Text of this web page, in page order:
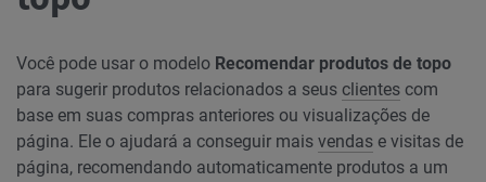
Você pode usar o modelo Recomendar produtos de topo
para sugerir produtos relacionados a seus clientes com
base em suas compras anteriores ou visualizações de
página. Ele o ajudará a conseguir mais vendas e visitas de
página, recomendando automaticamente produtos a um